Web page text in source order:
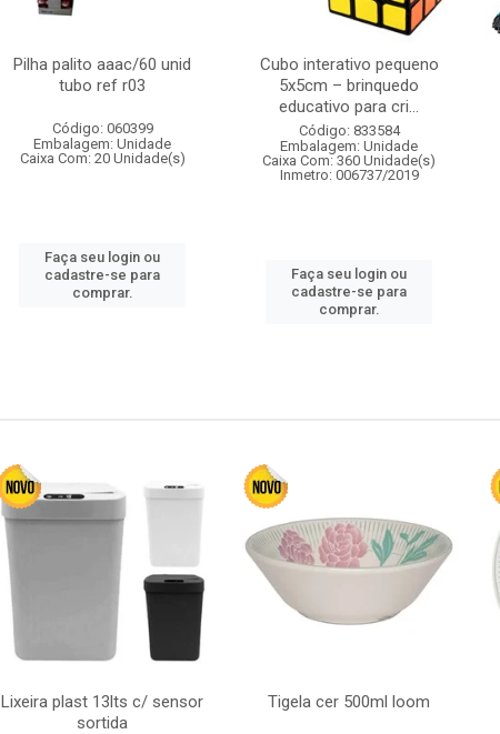
Pilha palito aaac/60 unid
tubo ref r03
Código: 060399
Embalagem: Unidade
Caixa Com: 20 Unidade(s)
Faça seu login ou
cadastre-se para
comprar.
Cubo interativo pequeno
5x5cm – brinquedo
educativo para cri...
Código: 833584
Embalagem: Unidade
Caixa Com: 360 Unidade(s)
Inmetro: 006737/2019
Faça seu login ou
cadastre-se para
comprar.
Lixeira plast 13lts c/ sensor
sortida
Tigela cer 500ml loom